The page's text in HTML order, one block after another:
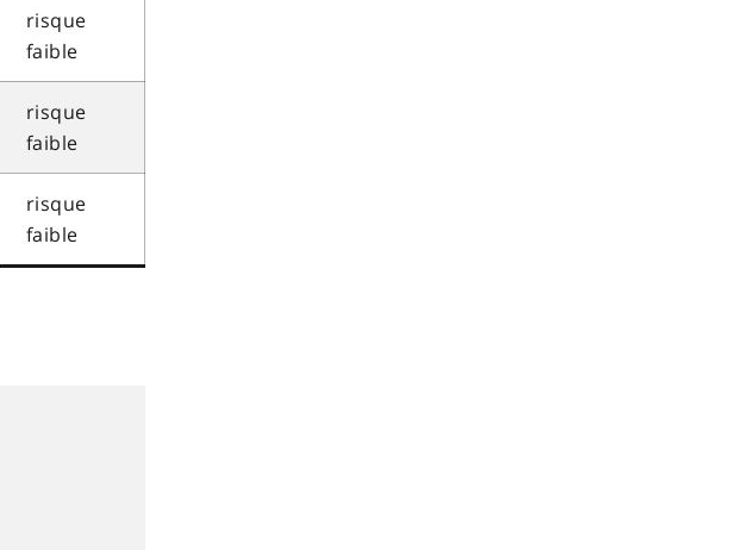
risque
faible
risque
faible
risque
faible